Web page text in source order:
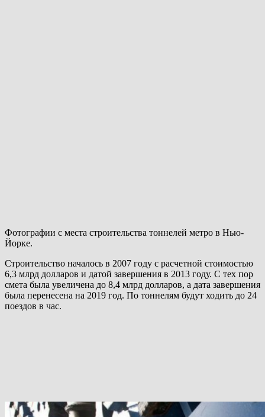
Фотографии с места строительства тоннелей метро в Нью-
Йорке.
Строительство началось в 2007 году с расчетной стоимостью
6,3 млрд долларов и датой завершения в 2013 году. С тех пор
смета была увеличена до 8,4 млрд долларов, а дата завершения
была перенесена на 2019 год. По тоннелям будут ходить до 24
поездов в час.